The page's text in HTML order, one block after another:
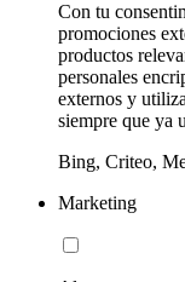
Con tu
promociones
productos
personales
externos y
siempre que ya
Bing, Criteo,
Marketing